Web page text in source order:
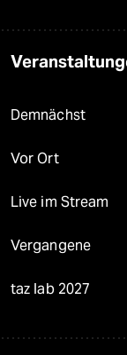
Demnächst
Vor Ort
Live im Stream
Vergangene
taz lab 2027